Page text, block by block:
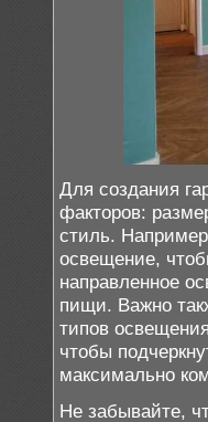
Для создания
факторов:
стиль.
освещение,
направленное
пищи. Важно
типов
чтобы
максимально
Не забывайте,